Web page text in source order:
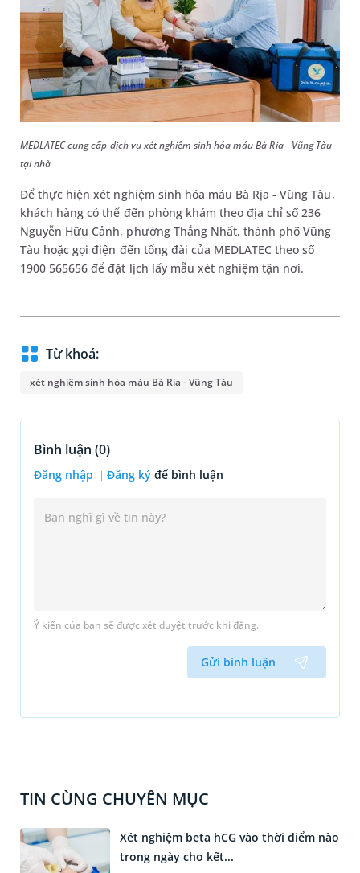
MEDLATEC cung cấp dịch vụ xét nghiệm sinh hóa máu Bà Rịa - Vũng Tàu
tại nhà
Để thực hiện xét nghiệm sinh hóa máu Bà Rịa - Vũng Tàu,
khách hàng có thể đến phòng khám theo địa chỉ số 236
Nguyễn Hữu Cảnh, phường Thắng Nhất, thành phố Vũng
Tàu hoặc gọi điện đến tổng đài của MEDLATEC theo số
1900 565656 để đặt lịch lấy mẫu xét nghiệm tận nơi.
Từ khoá:
xét nghiệm sinh hóa máu Bà Rịa - Vũng Tàu
Bình luận (0)
Đăng nhập Đăng ký để bình luận
Ý kiến của bạn sẽ được xét duyệt trước khi đăng.
Gửi bình luận
TIN CÙNG CHUYÊN MỤC
Xét nghiệm beta hCG vào thời điểm nào
trong ngày cho kết...